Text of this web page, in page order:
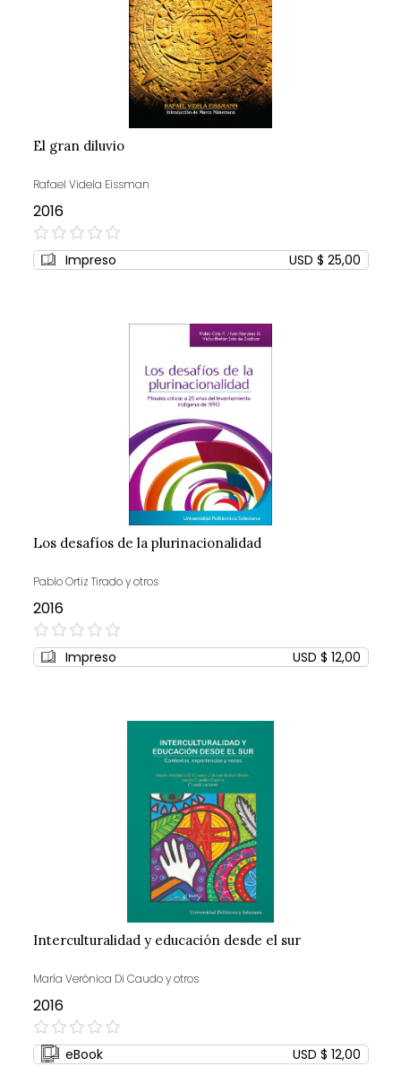
El gran diluvio
Rafael Videla Eissman
2016
0%
Impreso USD $ 25,00
Los desafíos de la plurinacionalidad
Pablo Ortiz Tirado y otros
2016
0%
Impreso USD $ 12,00
Interculturalidad y educación desde el sur
María Verónica Di Caudo y otros
2016
0%
eBook USD $ 12,00